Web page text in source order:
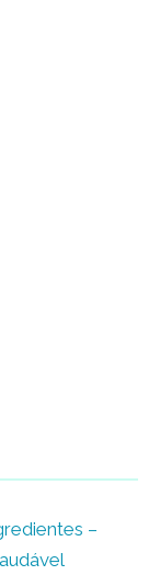
–